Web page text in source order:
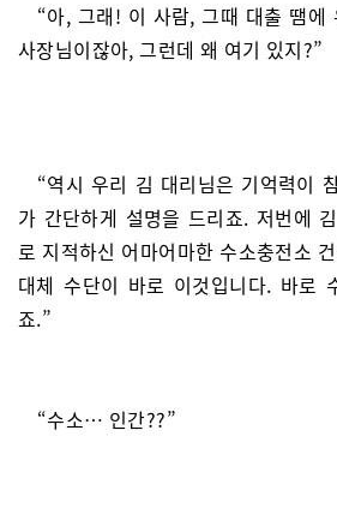
“아, 그래! 이 사람, 그때 대출 땜에
사장님이잖아, 그런데 왜 여기 있지?”
“역시 우리 김 대리님은 기억력이
가 간단하게 설명을 드리죠. 저번에
로 지적하신 어마어마한 수소충전소
대체 수단이 바로 이것입니다. 바로
죠.”
“수소… 인간??”